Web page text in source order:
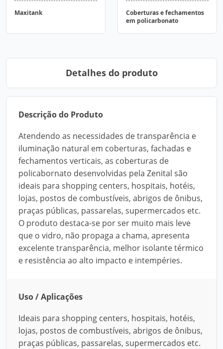
Maxitank
Coberturas e fechamentos
em policarbonato
Detalhes do produto
Descrição do Produto
Atendendo as necessidades de transparência e
iluminação natural em coberturas, fachadas e
fechamentos verticais, as coberturas de
policabornato desenvolvidas pela Zenital são
ideais para shopping centers, hospitais, hotéis,
lojas, postos de combustíveis, abrigos de ônibus,
praças públicas, passarelas, supermercados etc.
O produto destaca-se por ser muito mais leve
que o vidro, não propaga a chama, apresenta
excelente transparência, melhor isolante térmico
e resistência ao alto impacto e intempéries.
Uso / Aplicações
Ideais para shopping centers, hospitais, hotéis,
lojas, postos de combustíveis, abrigos de ônibus,
praças públicas, passarelas, supermercados etc.